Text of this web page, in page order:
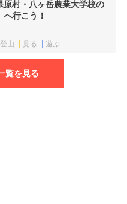
原村・八ヶ岳農業大学校の
へ行こう！
山 見る 遊ぶ
覧を見る